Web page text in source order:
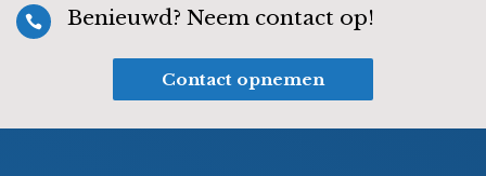
 Benieuwd? Neem contact op!
Contact opnemen